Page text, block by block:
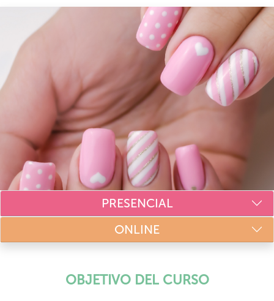
PRESENCIAL
ONLINE
OBJETIVO DEL CURSO